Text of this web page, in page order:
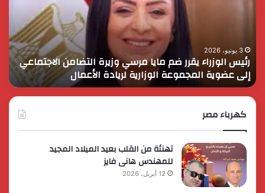
التضامن
الاجتماعي
إلى
عضوية
المجموعة
الوزارية
3 يونيو، 2026
رئيس الوزراء يقرر ضم مايا مرسي وزيرة التضامن الاجتماعي
إلى عضوية المجموعة الوزارية لريادة الأعمال
في
كهرباء مصر
تهنئة من القلب بعيد الميلاد المجيد
للمهندس هانى فايز
12 أبريل، 2026